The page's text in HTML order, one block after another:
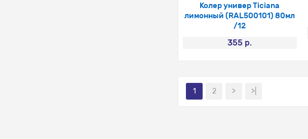
Колер универ Ticiana
лимонный (RAL500101) 80мл
/12
355 р.
1 2 > >|